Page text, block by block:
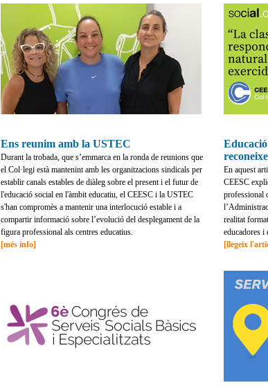
Ens reunim amb la USTEC
Durant la trobada, que s’emmarca en la ronda de reunions que
el Col·legi està mantenint amb les organitzacions sindicals per
establir canals estables de diàleg sobre el present i el futur de
l'educació social en l'àmbit educatiu, el CEESC i la USTEC
s'han compromès a mantenir una interlocució estable i a
compartir informació sobre l’evolució del desplegament de la
figura professional als centres educatius.
[més info]
En aquest
CEESC
professional
realitat
educadores i
[llegeix